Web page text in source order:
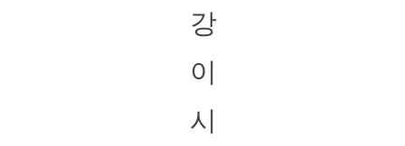
강
이
시